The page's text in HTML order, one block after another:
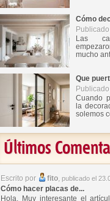
Cómo
Las
mucho
Que
Cuando
la
solemos
Últimos
Escrito por fito, publicado el
Cómo hacer placas de...
Hola. Muy interesante el